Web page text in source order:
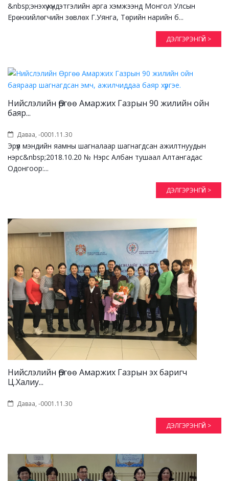
&nbsp;энэхүү хүндэтгэлийн арга хэмжээнд Монгол Улсын
Ерөнхийлөгчийн зөвлөх Г.Уянга, Төрийн нарийн б...
ДЭЛГЭРЭНГҮЙ >
Нийслэлийн Өргөө Амаржих Газрын 90 жилийн ойн
баяр...
Даваа, -0001.11.30
Эрүүл мэндийн яамны шагналаар шагнагдсан ажилтнуудын
нэрс&nbsp;2018.10.20 № Нэрс Албан тушаал Алтангадас
Одонгоор:...
ДЭЛГЭРЭНГҮЙ >
Нийслэлийн Өргөө Амаржих Газрын эх баригч
Ц.Халиу...
Даваа, -0001.11.30
ДЭЛГЭРЭНГҮЙ >